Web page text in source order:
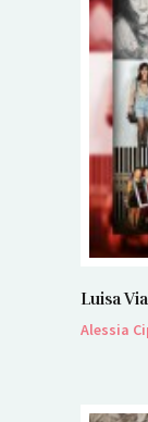
Luisa
Alessia